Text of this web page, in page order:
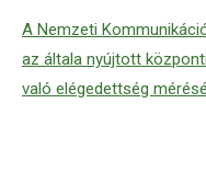
A Nemzeti
az általa nyújtott
való elégedettség